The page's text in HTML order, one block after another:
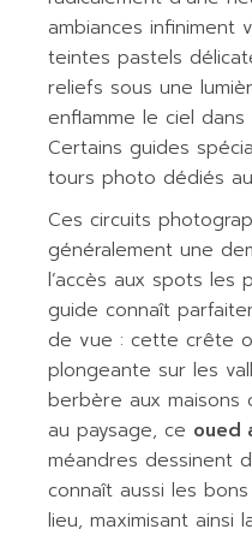
ambiances infiniment
teintes pastels
reliefs sous une
enflamme le ciel
Certains guides
tours photo dédiés
Ces circuits
généralement une
l’accès aux spots les
guide connaît
de vue : cette crête
plongeante sur les
berbère aux
au paysage, ce oued
méandres dessinent
connaît aussi les
lieu, maximisant ainsi